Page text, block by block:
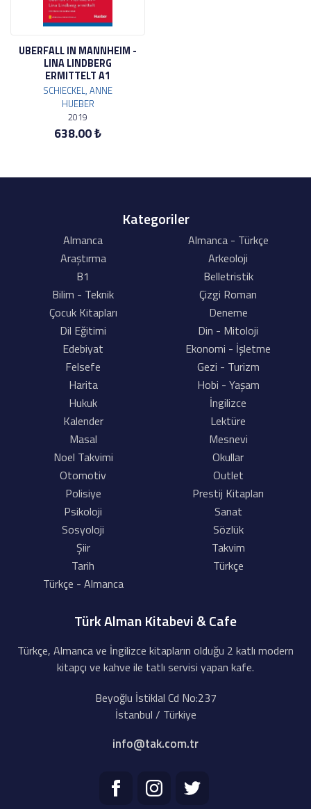
UBERFALL IN MANNHEIM -
LINA LINDBERG
ERMITTELT A1
SCHIECKEL, ANNE
HUEBER
2019
638.00 ₺
Kategoriler
Almanca
Almanca - Türkçe
Araştırma
Arkeoloji
B1
Belletristik
Bilim - Teknik
Çizgi Roman
Çocuk Kitapları
Deneme
Dil Eğitimi
Din - Mitoloji
Edebiyat
Ekonomi - İşletme
Felsefe
Gezi - Turizm
Harita
Hobi - Yaşam
Hukuk
İngilizce
Kalender
Lektüre
Masal
Mesnevi
Noel Takvimi
Okullar
Otomotiv
Outlet
Polisiye
Prestij Kitapları
Psikoloji
Sanat
Sosyoloji
Sözlük
Şiir
Takvim
Tarih
Türkçe
Türkçe - Almanca
Türk Alman Kitabevi & Cafe
Türkçe, Almanca ve İngilizce kitapların olduğu 2 katlı modern
kitapçı ve kahve ile tatlı servisi yapan kafe.
Beyoğlu İstiklal Cd No:237
İstanbul / Türkiye
info@tak.com.tr